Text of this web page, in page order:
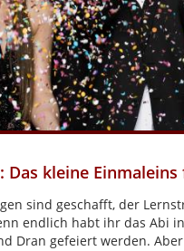
Das kleine
sind geschafft, der
endlich habt ihr das Abi
Dran gefeiert werden.